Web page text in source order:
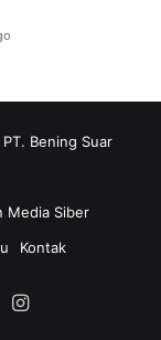
Bening Suar
Media Siber
Kontak
Instagram